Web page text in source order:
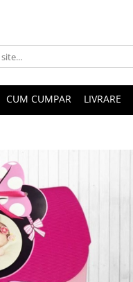
CUM CUMPAR LIVRARE